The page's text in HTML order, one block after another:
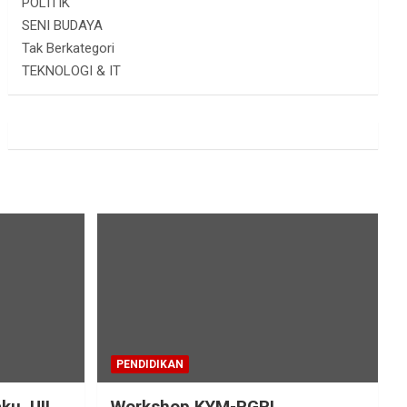
SENI BUDAYA
Tak Berkategori
TEKNOLOGI & IT
PENDIDIKAN